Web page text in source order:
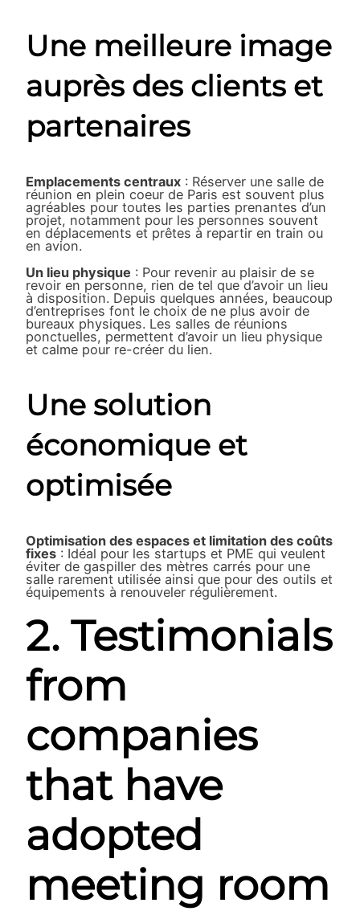
Une meilleure image
auprès des clients et
partenaires
Emplacements centraux : Réserver une salle de
réunion en plein coeur de Paris est souvent plus
agréables pour toutes les parties prenantes d’un
projet, notamment pour les personnes souvent
en déplacements et prêtes à repartir en train ou
en avion.
Un lieu physique : Pour revenir au plaisir de se
revoir en personne, rien de tel que d’avoir un lieu
à disposition. Depuis quelques années, beaucoup
d’entreprises font le choix de ne plus avoir de
bureaux physiques. Les salles de réunions
ponctuelles, permettent d’avoir un lieu physique
et calme pour re-créer du lien.
Une solution
économique et
optimisée
Optimisation des espaces et limitation des coûts
fixes : Idéal pour les startups et PME qui veulent
éviter de gaspiller des mètres carrés pour une
salle rarement utilisée ainsi que pour des outils et
équipements à renouveler régulièrement.
2. Testimonials
from
companies
that have
adopted
meeting room